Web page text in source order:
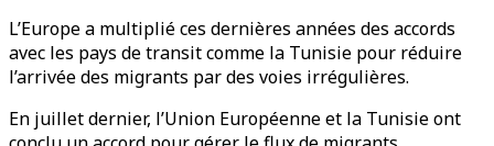
L’Europe a multiplié ces dernières années des accords
avec les pays de transit comme la Tunisie pour réduire
l’arrivée des migrants par des voies irrégulières.
En juillet dernier, l’Union Européenne et la Tunisie ont